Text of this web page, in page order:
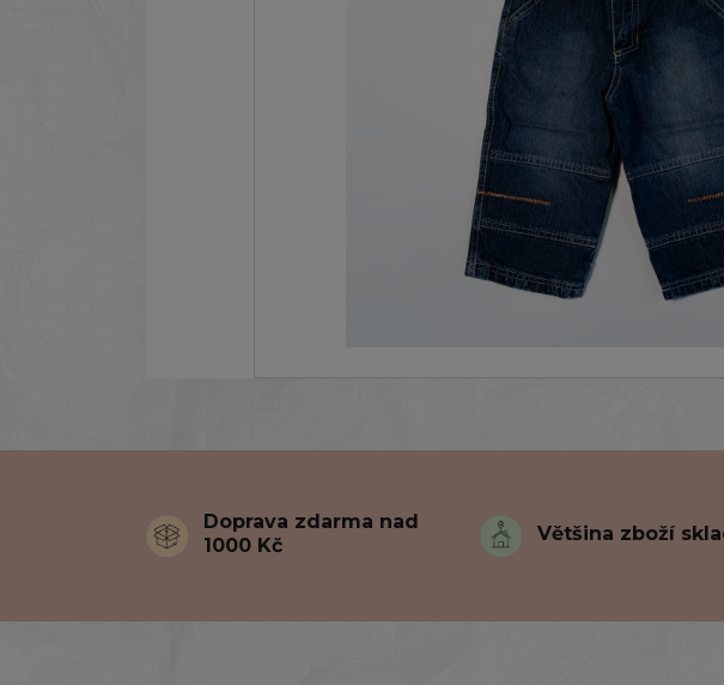
Doprava zdarma nad
1000 Kč
Většina zboží